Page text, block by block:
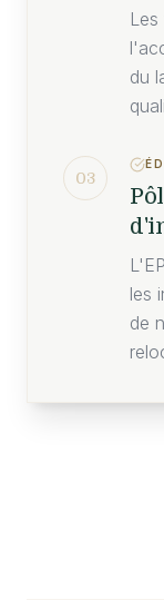
du
03
les
de